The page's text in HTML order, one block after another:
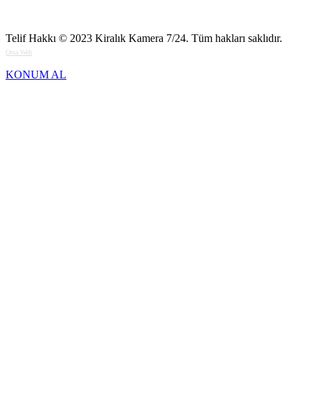
Telif Hakkı © 2023 Kiralık Kamera 7/24. Tüm hakları saklıdır.
Orsa Web
KONUM AL